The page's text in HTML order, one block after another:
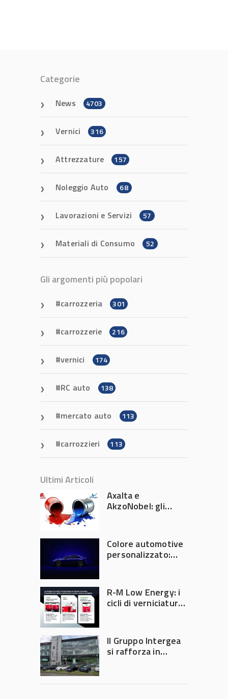
Categorie
News 4703
Vernici 316
Attrezzature 157
Noleggio Auto 68
Lavorazioni e Servizi 57
Materiali di Consumo 52
Gli argomenti più popolari
carrozzeria 301
carrozzerie 216
vernici 174
RC auto 138
mercato auto 113
carrozzieri 113
Ultimi Articoli
Axalta e
AkzoNobel: gli
Colore automotive
personalizzato:
diventa ingegneria
di precisione
R-M Low Energy: i
cicli di verniciatura
tempi e costi in
carrozzeria
Il Gruppo Intergea
si rafforza in